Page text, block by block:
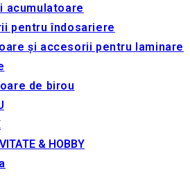
acumulatoare
pentru îndosariere
și accesorii pentru laminare
de birou
& HOBBY